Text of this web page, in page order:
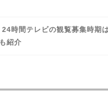
24時間テレビの観覧募集時期
紹介